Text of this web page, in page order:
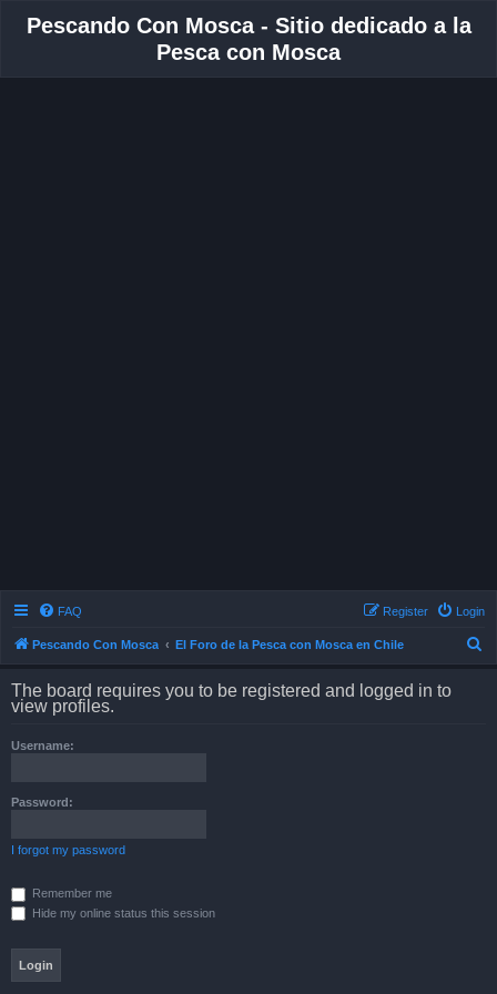
Pescando Con Mosca - Sitio dedicado a la
Pesca con Mosca
FAQ Login
Register
Pescando Con Mosca El Foro de la Pesca con Mosca en Chile
The board requires you to be registered and logged in to
view profiles.
Username:
Password:
I forgot my password
Remember me
Hide my online status this session